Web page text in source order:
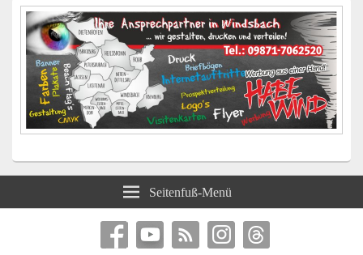
Seitenfuß-Menü